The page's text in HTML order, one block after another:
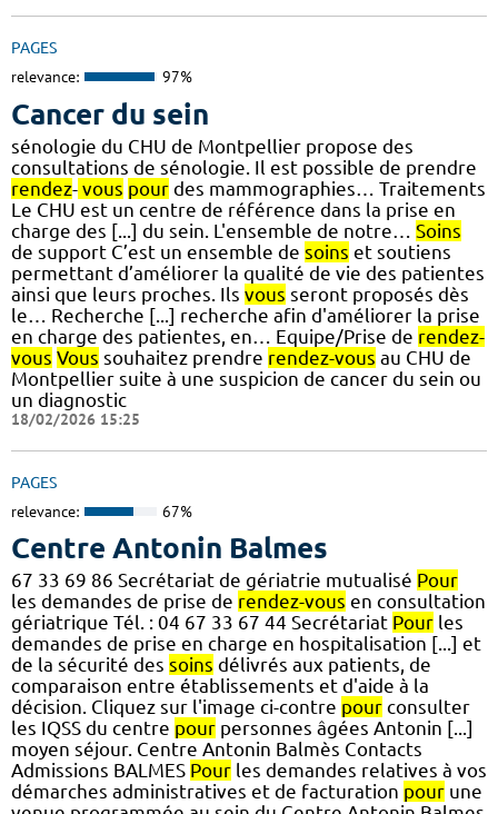
PAGES
relevance: 97%
Cancer du sein
sénologie du CHU de Montpellier propose des
consultations de sénologie. Il est possible de prendre
rendez- vous pour des mammographies… Traitements
Le CHU est un centre de référence dans la prise en
charge des [...] du sein. L'ensemble de notre… Soins
de support C’est un ensemble de soins et soutiens
permettant d’améliorer la qualité de vie des patientes
ainsi que leurs proches. Ils vous seront proposés dès
le… Recherche [...] recherche afin d'améliorer la prise
en charge des patientes, en… Equipe/Prise de rendez-
vous Vous souhaitez prendre rendez-vous au CHU de
Montpellier suite à une suspicion de cancer du sein ou
un diagnostic
18/02/2026 15:25
PAGES
relevance: 67%
Centre Antonin Balmes
67 33 69 86 Secrétariat de gériatrie mutualisé Pour
les demandes de prise de rendez-vous en consultation
gériatrique Tél. : 04 67 33 67 44 Secrétariat Pour les
demandes de prise en charge en hospitalisation [...] et
de la sécurité des soins délivrés aux patients, de
comparaison entre établissements et d'aide à la
décision. Cliquez sur l'image ci-contre pour consulter
les IQSS du centre pour personnes âgées Antonin [...]
moyen séjour. Centre Antonin Balmès Contacts
Admissions BALMES Pour les demandes relatives à vos
démarches administratives et de facturation pour une